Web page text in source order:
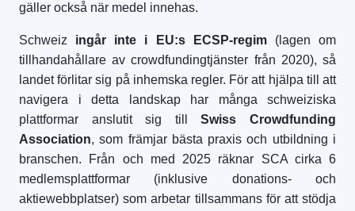
gäller också när medel innehas.
Schweiz ingår inte i EU:s ECSP-regim(lagen om
tillhandahållare av crowdfundingtjänster från 2020), så
landet förlitar sig på inhemska regler. För att hjälpa till att
navigera i detta landskap har många schweiziska
plattformar anslutit sig tillSwiss Crowdfunding
Association, som främjar bästa praxis och utbildning i
branschen. Från och med 2025 räknar SCA cirka 6
medlemsplattformar (inklusive donations- och
aktiewebbplatser) som arbetar tillsammans för att stödja